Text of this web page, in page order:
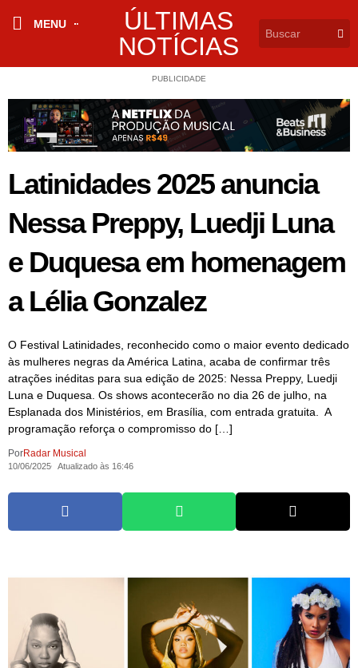
MENU
ÚLTIMAS
NOTÍCIAS
PUBLICIDADE
Latinidades 2025 anuncia
Nessa Preppy, Luedji Luna
e Duquesa em homenagem
a Lélia Gonzalez
O Festival Latinidades, reconhecido como o maior evento dedicado
às mulheres negras da América Latina, acaba de confirmar três
atrações inéditas para sua edição de 2025: Nessa Preppy, Luedji
Luna e Duquesa. Os shows acontecerão no dia 26 de julho, na
Esplanada dos Ministérios, em Brasília, com entrada gratuita. A
programação reforça o compromisso do […]
PorRadar Musical
10/06/2025 Atualizado às 16:46